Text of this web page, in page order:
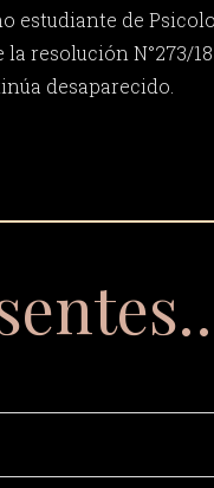
estudiante de
resolución N°273/
desaparecido.